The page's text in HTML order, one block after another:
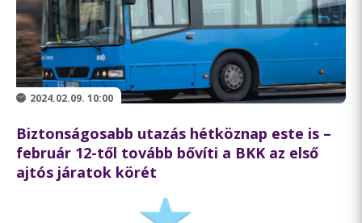
2024.02.09. 10:00
Biztonságosabb utazás hétköznap este is –
február 12-től tovább bővíti a BKK az első
ajtós járatok körét